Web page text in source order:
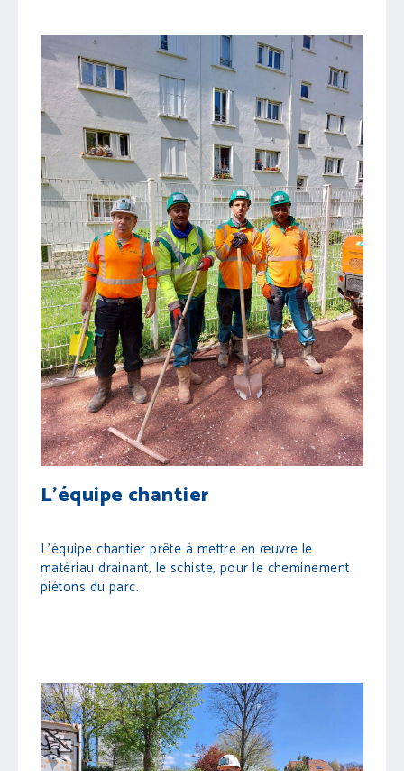
L'équipe chantier
L'équipe chantier prête à mettre en œuvre le
matériau drainant, le schiste, pour le cheminement
piétons du parc.